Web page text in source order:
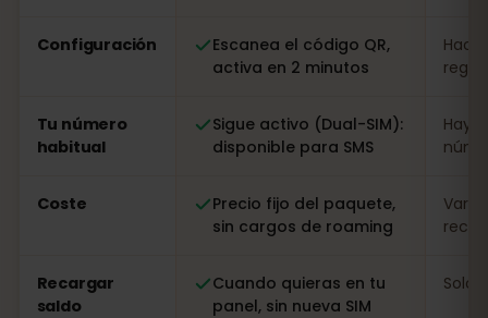
Configuración
Escanea el código QR,
activa en 2 minutos
Tu número
habitual
Sigue activo (Dual-SIM):
disponible para SMS
Hay
Coste
Precio fijo del paquete,
sin cargos de roaming
Recargar
saldo
Cuando quieras en tu
panel, sin nueva SIM
Solo